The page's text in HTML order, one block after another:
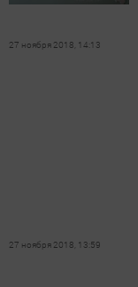
27 ноября 2018, 14:13
27 ноября 2018, 13:59